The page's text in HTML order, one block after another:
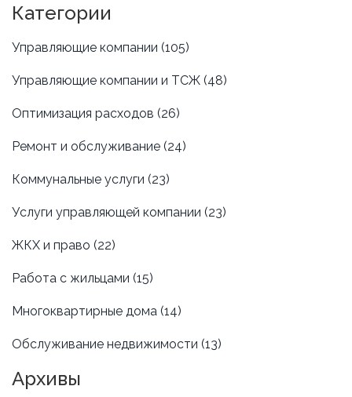
Категории
Управляющие компании (105)
Управляющие компании и ТСЖ (48)
Оптимизация расходов (26)
Ремонт и обслуживание (24)
Коммунальные услуги (23)
Услуги управляющей компании (23)
ЖКХ и право (22)
Работа с жильцами (15)
Многоквартирные дома (14)
Обслуживание недвижимости (13)
Архивы